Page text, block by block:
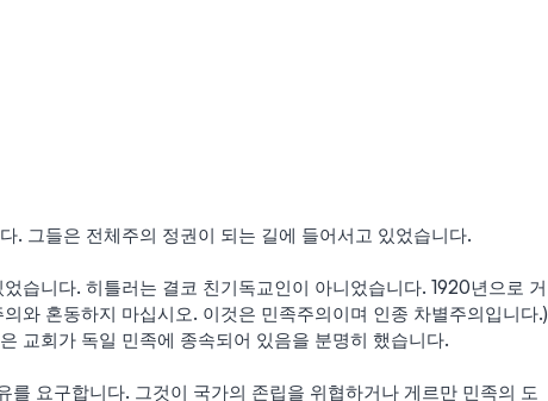
. 그들은 전체주의 정권이 되는 길에 들어서고 있었습니다.
습니다. 히틀러는 결코 친기독교인이 아니었습니다. 1920년으로 거
와 혼동하지 마십시오. 이것은 민족주의이며 인종 차별주의입니다.)
교회가 독일 민족에 종속되어 있음을 분명히 했습니다.
를 요구합니다. 그것이 국가의 존립을 위협하거나 게르만 민족의 도